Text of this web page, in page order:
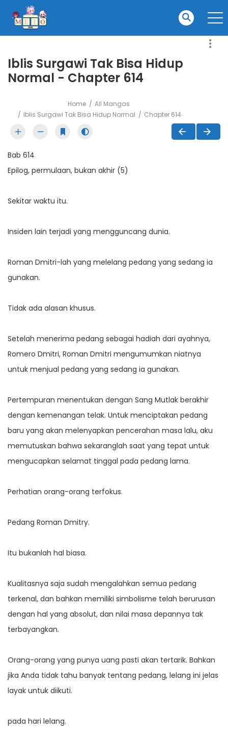
Iblis Surgawi Tak Bisa Hidup
Normal - Chapter 614
Home
All Mangas
Iblis Surgawi Tak Bisa Hidup Normal
Chapter 614
Bab 614
Epilog, permulaan, bukan akhir (5)
Sekitar waktu itu.
Insiden lain terjadi yang mengguncang dunia.
Roman Dmitri-lah yang melelang pedang yang sedang ia
gunakan.
Tidak ada alasan khusus.
Setelah menerima pedang sebagai hadiah dari ayahnya,
Romero Dmitri, Roman Dmitri mengumumkan niatnya
untuk menjual pedang yang sedang ia gunakan.
Pertempuran menentukan dengan Sang Mutlak berakhir
dengan kemenangan telak. Untuk menciptakan pedang
baru yang akan melenyapkan pencerahan masa lalu, aku
memutuskan bahwa sekaranglah saat yang tepat untuk
mengucapkan selamat tinggal pada pedang lama.
Perhatian orang-orang terfokus.
Pedang Roman Dmitry.
Itu bukanlah hal biasa.
Kualitasnya saja sudah mengalahkan semua pedang
terkenal, dan bahkan memiliki simbolisme telah berurusan
dengan hal yang absolut, dan nilai masa depannya tak
terbayangkan.
Orang-orang yang punya uang pasti akan tertarik. Bahkan
jika Anda tidak tahu banyak tentang pedang, lelang ini jelas
layak untuk diikuti.
pada hari lelang.